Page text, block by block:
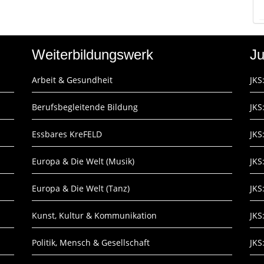
Weiterbildungswerk
Arbeit & Gesundheit
Berufsbegleitende Bildung
Essbares KreFELD
Europa & Die Welt (Musik)
Europa & Die Welt (Tanz)
Kunst, Kultur & Kommunikation
Politik, Mensch & Gesellschaft